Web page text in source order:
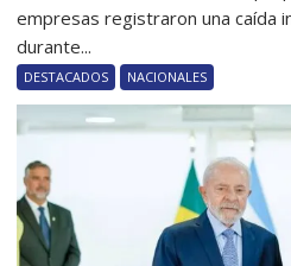
empresas registraron una caída
durante...
DESTACADOS NACIONALES